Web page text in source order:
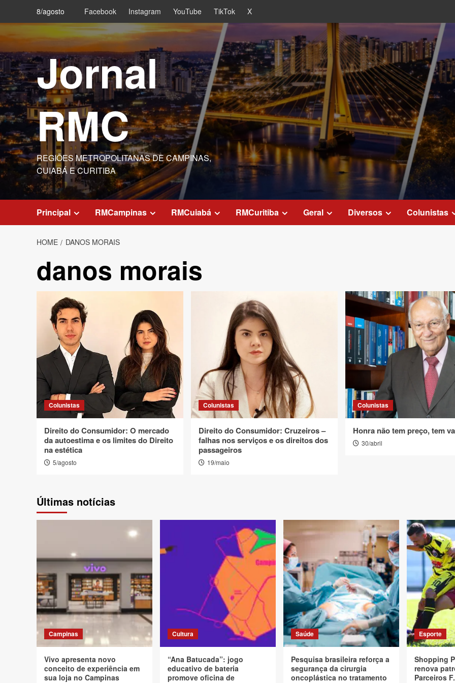
content
8/agosto Facebook Instagram YouTube TikTok X
Jornal
RMC
REGIÕES METROPOLITANAS DE CAMPINAS,
CUIABÁ E CURITIBA
Principal RMCampinas RMCuiabá RMCuritiba Geral Diversos Colunistas
HOME DANOS MORAIS
danos morais
Colunistas
Direito do Consumidor: O mercado
da autoestima e os limites do Direito
na estética
5/agosto
Colunistas
Direito do Consumidor: Cruzeiros –
falhas nos serviços e os direitos dos
passageiros
19/maio
Colunistas
Honra não tem preço, tem
30/abril
Últimas notícias
Campinas
Vivo apresenta novo
conceito de experiência em
sua loja no Campinas
Cultura
“Ana Batucada”: jogo
educativo de bateria
promove oficina de
Saúde
Pesquisa brasileira reforça a
segurança da cirurgia
oncoplástica no tratamento
Esporte
Shopping
renova
Parceiros